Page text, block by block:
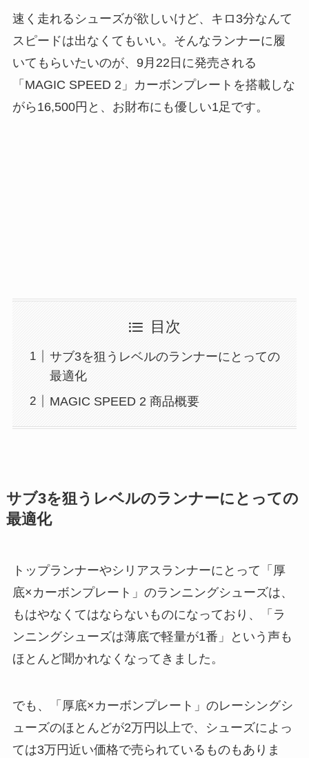
速く走れるシューズが欲しいけど、キロ3分なんて
スピードは出なくてもいい。そんなランナーに履
いてもらいたいのが、9月22日に発売される
「MAGIC SPEED 2」カーボンプレートを搭載しな
がら16,500円と、お財布にも優しい1足です。
目次
サブ3を狙うレベルのランナーにとっての
最適化
MAGIC SPEED 2 商品概要
サブ3を狙うレベルのランナーにとっての
最適化
トップランナーやシリアスランナーにとって「厚
底×カーボンプレート」のランニングシューズは、
もはやなくてはならないものになっており、「ラ
ンニングシューズは薄底で軽量が1番」という声も
ほとんど聞かれなくなってきました。
でも、「厚底×カーボンプレート」のレーシングシ
ューズのほとんどが2万円以上で、シューズによっ
ては3万円近い価格で売られているものもありま